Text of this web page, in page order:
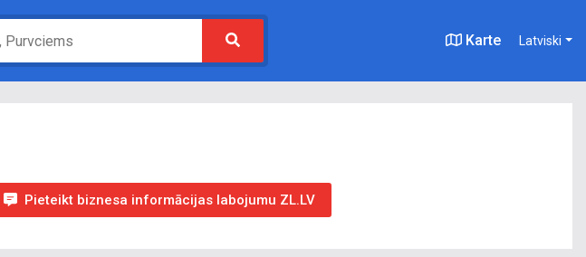
Karte Latviski
Pieteikt biznesa informācijas labojumu ZL.LV